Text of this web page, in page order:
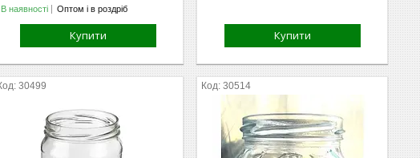
В наявності Оптом і в роздріб
Купити Купити
30499 30514